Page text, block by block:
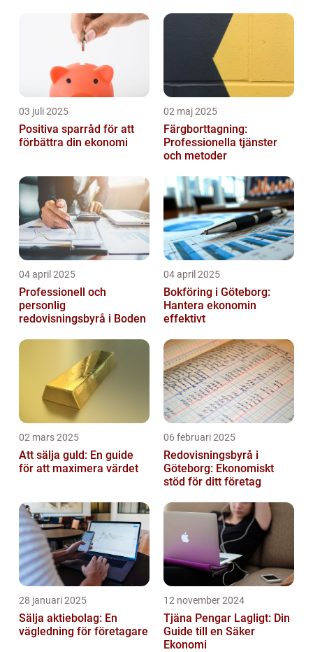
03 juli 2025
Positiva sparråd för att
förbättra din ekonomi
02 maj 2025
Färgborttagning:
Professionella tjänster
och metoder
04 april 2025
Professionell och
personlig
redovisningsbyrå i Boden
04 april 2025
Bokföring i Göteborg:
Hantera ekonomin
effektivt
02 mars 2025
Att sälja guld: En guide
för att maximera värdet
06 februari 2025
Redovisningsbyrå i
Göteborg: Ekonomiskt
stöd för ditt företag
28 januari 2025
Sälja aktiebolag: En
vägledning för företagare
12 november 2024
Tjäna Pengar Lagligt: Din
Guide till en Säker
Ekonomi